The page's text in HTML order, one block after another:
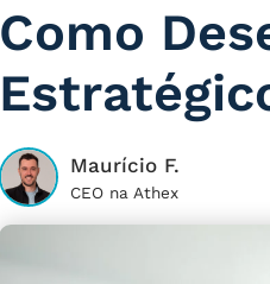
Como
Maurício F.
CEO na Athex